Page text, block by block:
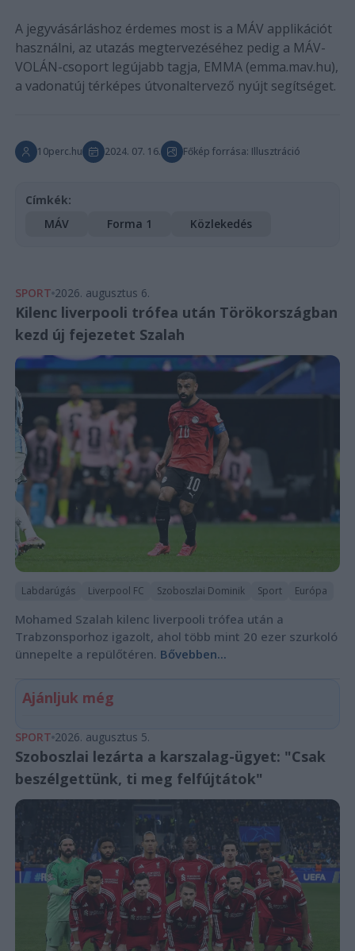
A jegyvásárláshoz érdemes most is a MÁV applikációt
használni, az utazás megtervezéséhez pedig a MÁV-
VOLÁN-csoport legújabb tagja, EMMA (emma.mav.hu),
a vadonatúj térképes útvonaltervező nyújt segítséget.
10perc.hu 2024. 07. 16. Főkép forrása: Illusztráció
Címkék:
MÁV
Forma 1 Közlekedés
SPORT 2026. augusztus 6.
Kilenc liverpooli trófea után Törökországban
kezd új fejezetet Szalah
Labdarúgás Liverpool FC Szoboszlai Dominik Sport Európa
Mohamed Szalah kilenc liverpooli trófea után a
Trabzonsporhoz igazolt, ahol több mint 20 ezer szurkoló
ünnepelte a repülőtéren. Bővebben...
Ajánljuk még
SPORT 2026. augusztus 5.
Szoboszlai lezárta a karszalag-ügyet: "Csak
beszélgettünk, ti meg felfújtátok"